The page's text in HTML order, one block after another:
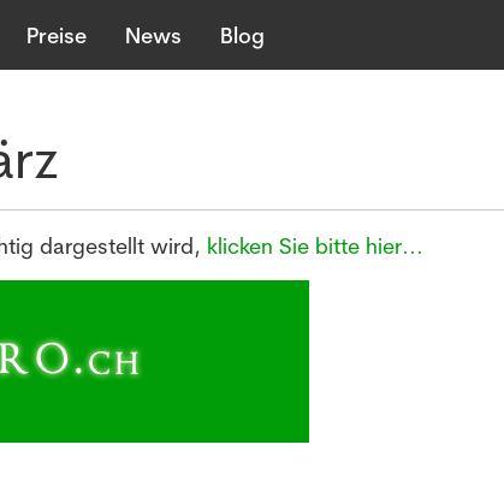
Preise News Blog
dargestellt wird, klicken Sie bitte hier...